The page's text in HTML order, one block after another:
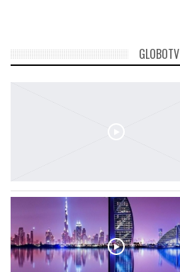
GLOBOTV